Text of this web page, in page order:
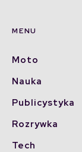
MENU
Moto
Nauka
Publicystyka
Rozrywka
Tech